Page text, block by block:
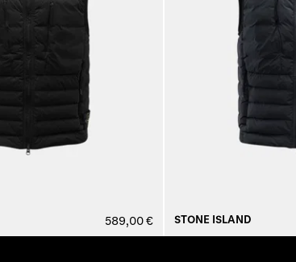
589,00 € STONE ISLAND